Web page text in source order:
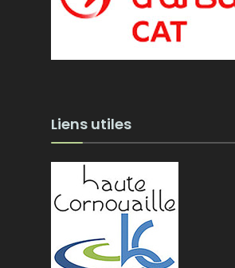
Liens utiles